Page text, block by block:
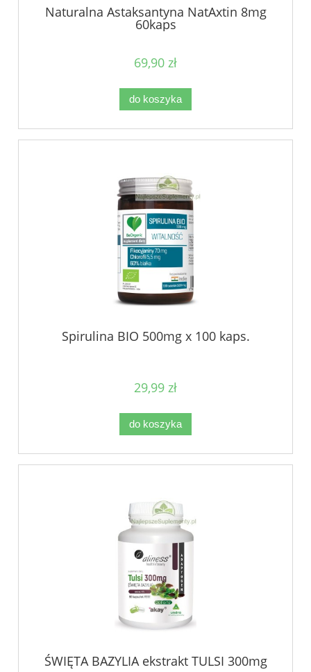
Naturalna Astaksantyna NatAxtin 8mg
60kaps
69,90 zł
do koszyka
Spirulina BIO 500mg x 100 kaps.
29,99 zł
do koszyka
ŚWIĘTA BAZYLIA ekstrakt TULSI 300mg